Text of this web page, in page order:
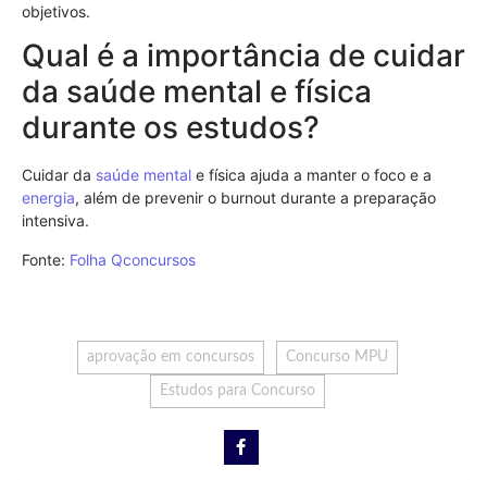
objetivos.
Qual é a importância de cuidar
da saúde mental e física
durante os estudos?
Cuidar da saúde mental e física ajuda a manter o foco e a
energia, além de prevenir o burnout durante a preparação
intensiva.
Fonte: Folha Qconcursos
aprovação em concursos Concurso MPU
Estudos para Concurso